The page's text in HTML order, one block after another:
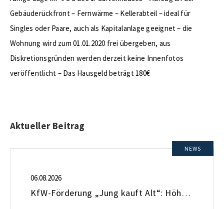
Gebäuderückfront – Fernwärme – Kellerabteil – ideal für
Singles oder Paare, auch als Kapitalanlage geeignet – die
Wohnung wird zum 01.01.2020 frei übergeben, aus
Diskretionsgründen werden derzeit keine Innenfotos
veröffentlicht – Das Hausgeld beträgt 180€
Aktueller Beitrag
NEWS
06.08.2026
KfW-Förderung „Jung kauft Alt“: Höhere Kredite ab August 2026